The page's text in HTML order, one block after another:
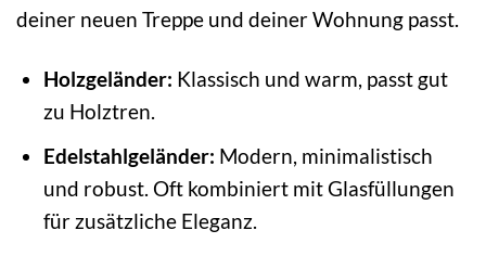
deiner neuen Treppe und deiner Wohnung passt.
Holzgeländer: Klassisch und warm, passt gut
zu Holztren.
Edelstahlgeländer: Modern, minimalistisch
und robust. Oft kombiniert mit Glasfüllungen
für zusätzliche Eleganz.